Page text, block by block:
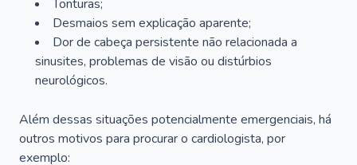
Tonturas;
Desmaios sem explicação aparente;
Dor de cabeça persistente não relacionada a
sinusites, problemas de visão ou distúrbios
neurológicos.
Além dessas situações potencialmente emergenciais, há
outros motivos para procurar o cardiologista, por
exemplo: